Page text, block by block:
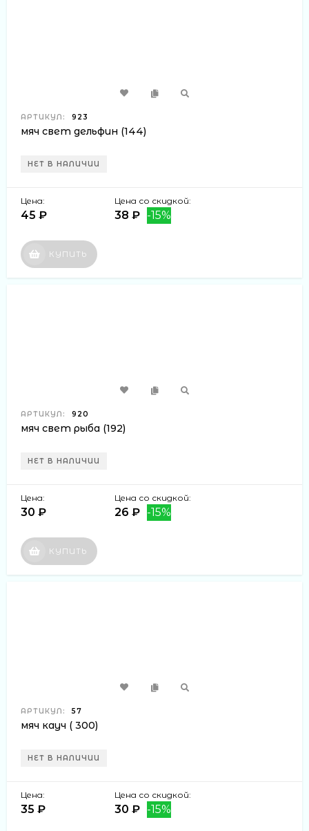
АРТИКУЛ: 923
мяч свет дельфин (144)
НЕТ В НАЛИЧИИ
Цена:
45 ₽
Цена со скидкой:
38 ₽ -15%
КУПИТЬ
АРТИКУЛ: 920
мяч свет рыба (192)
НЕТ В НАЛИЧИИ
Цена:
30 ₽
Цена со скидкой:
26 ₽ -15%
КУПИТЬ
АРТИКУЛ: 57
мяч кауч ( 300)
НЕТ В НАЛИЧИИ
Цена:
35 ₽
Цена со скидкой:
30 ₽ -15%